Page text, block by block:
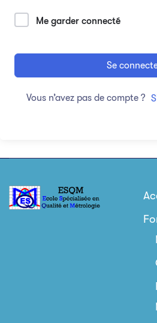
Me garder connecté
Se
Vous n’avez pas de compte ?